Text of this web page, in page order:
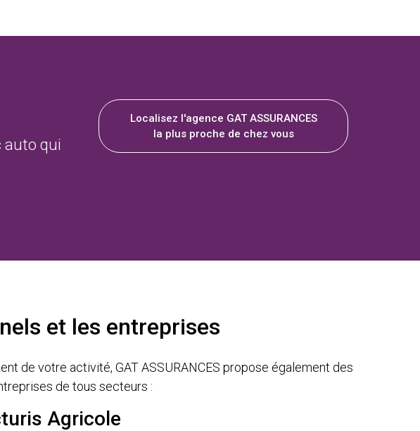
auto qui
Localisez l'agence GAT ASSURANCES
la plus proche de chez vous
et les entreprises
de votre activité, GAT ASSURANCES propose également des
de tous secteurs :
Agricole